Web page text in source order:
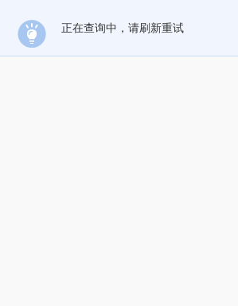
正在查询中，请刷新重试